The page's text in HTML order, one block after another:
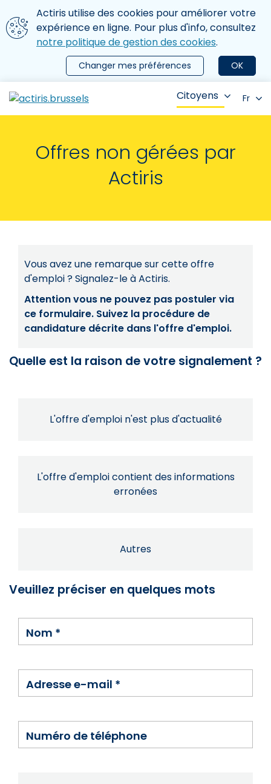
Aller au contenu principal
Nous utilisons des cookies
Actiris utilise des cookies pour améliorer votre
expérience en ligne. Pour plus d'info, consultez
notre politique de gestion des cookies.
OK
Changer mes préférences
le menu
Citoyens Fr
Offres non gérées par
Actiris
Vous avez une remarque sur cette offre
d'emploi ? Signalez-le à Actiris.
Attention vous ne pouvez pas postuler via
ce formulaire. Suivez la procédure de
candidature décrite dans l'offre d'emploi.
Quelle est la raison de votre signalement ?
L'offre d'emploi n'est plus d'actualité
L'offre d'emploi contient des informations
erronées
Autres
Veuillez préciser en quelques mots
Nom *
Adresse e-mail *
Numéro de téléphone